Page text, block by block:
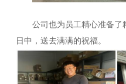
公司也为员工精心准备了
日中，送去满满的祝福。